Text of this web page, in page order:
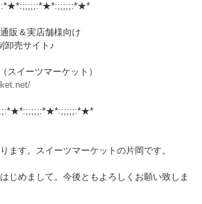
販＆実店舗様向け
卸売サイト♪
イーツマーケット）
ます。スイーツマーケットの片岡です。
じめまして。今後ともよろしくお願い致しま